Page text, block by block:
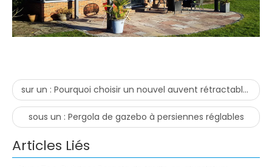
sur un : Pourquoi choisir un nouvel auvent rétractable extérieur en 2021 ?
sous un : Pergola de gazebo à persiennes réglables
Articles Liés